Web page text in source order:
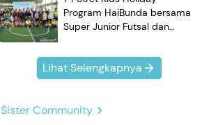
Program HaiBunda bersama
Super Junior Futsal dan
Kompak Banget!
Lihat Selengkapnya
Sister Community